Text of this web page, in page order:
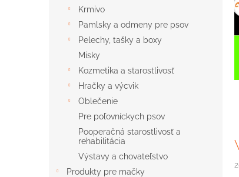
Krmivo
Pamlsky a odmeny pre psov
Pelechy, tašky a boxy
Misky
Kozmetika a starostlivosť
Hračky a výcvik
Oblečenie
Pre poľovníckych psov
Pooperačná starostlivosť a
rehabilitácia
Výstavy a chovateľstvo
Produkty pre mačky
s
č